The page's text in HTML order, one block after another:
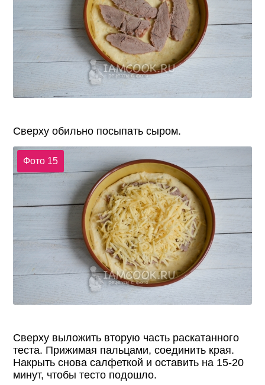
Сверху обильно посыпать сыром.
Фото 15
Сверху выложить вторую часть раскатанного
теста. Прижимая пальцами, соединить края.
Накрыть снова салфеткой и оставить на 15-20
минут, чтобы тесто подошло.